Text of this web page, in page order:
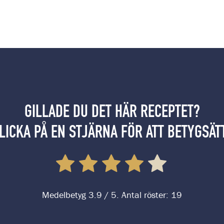
GILLADE DU DET HÄR RECEPTET?
PÅ EN STJÄRNA FÖR ATT
Medelbetyg 3.9 / 5. Antal röster: 19